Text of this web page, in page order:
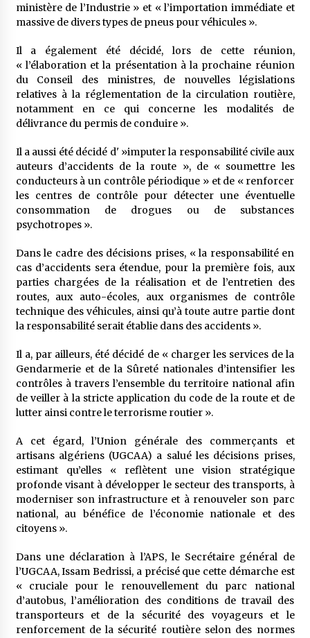
ministère de l’Industrie » et « l’importation immédiate et
massive de divers types de pneus pour véhicules ».
Il a également été décidé, lors de cette réunion,
« l’élaboration et la présentation à la prochaine réunion
du Conseil des ministres, de nouvelles législations
relatives à la réglementation de la circulation routière,
notamment en ce qui concerne les modalités de
délivrance du permis de conduire ».
Il a aussi été décidé d' »imputer la responsabilité civile aux
auteurs d’accidents de la route », de « soumettre les
conducteurs à un contrôle périodique » et de « renforcer
les centres de contrôle pour détecter une éventuelle
consommation de drogues ou de substances
psychotropes ».
Dans le cadre des décisions prises, « la responsabilité en
cas d’accidents sera étendue, pour la première fois, aux
parties chargées de la réalisation et de l’entretien des
routes, aux auto-écoles, aux organismes de contrôle
technique des véhicules, ainsi qu’à toute autre partie dont
la responsabilité serait établie dans des accidents ».
Il a, par ailleurs, été décidé de « charger les services de la
Gendarmerie et de la Sûreté nationales d’intensifier les
contrôles à travers l’ensemble du territoire national afin
de veiller à la stricte application du code de la route et de
lutter ainsi contre le terrorisme routier ».
A cet égard, l’Union générale des commerçants et
artisans algériens (UGCAA) a salué les décisions prises,
estimant qu’elles « reflètent une vision stratégique
profonde visant à développer le secteur des transports, à
moderniser son infrastructure et à renouveler son parc
national, au bénéfice de l’économie nationale et des
citoyens ».
Dans une déclaration à l’APS, le Secrétaire général de
l’UGCAA, Issam Bedrissi, a précisé que cette démarche est
« cruciale pour le renouvellement du parc national
d’autobus, l’amélioration des conditions de travail des
transporteurs et de la sécurité des voyageurs et le
renforcement de la sécurité routière selon des normes